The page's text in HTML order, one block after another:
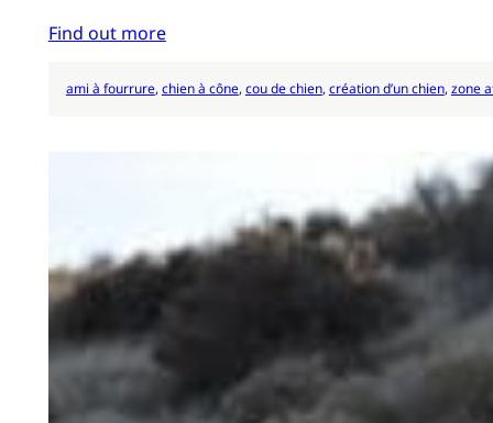
Find out more
ami à fourrure, chien à cône, cou de chien, création d’un chien, zone